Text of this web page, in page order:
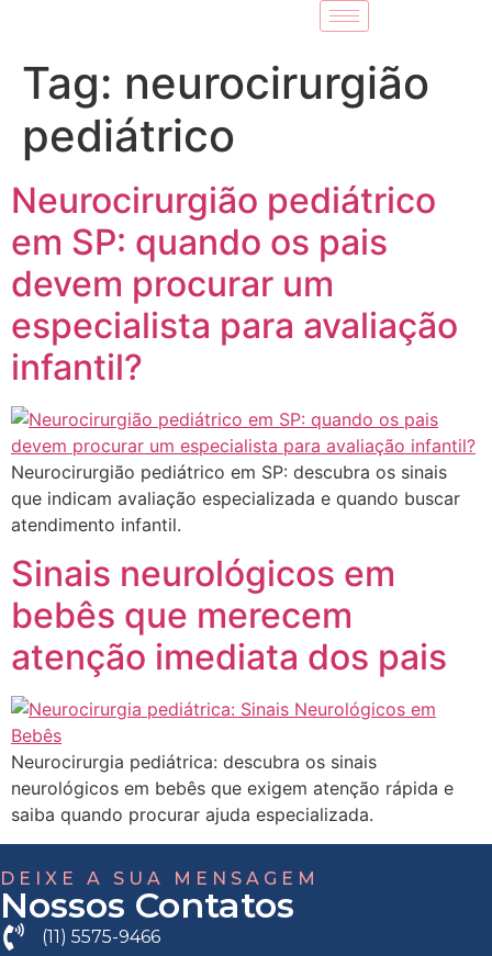
Tag: neurocirurgião
pediátrico
Neurocirurgião pediátrico
em SP: quando os pais
devem procurar um
especialista para avaliação
infantil?
Neurocirurgião pediátrico em SP: descubra os sinais
que indicam avaliação especializada e quando buscar
atendimento infantil.
Sinais neurológicos em
bebês que merecem
atenção imediata dos pais
Neurocirurgia pediátrica: descubra os sinais
neurológicos em bebês que exigem atenção rápida e
saiba quando procurar ajuda especializada.
DEIXE A SUA MENSAGEM
Nossos Contatos
(11) 5575-9466